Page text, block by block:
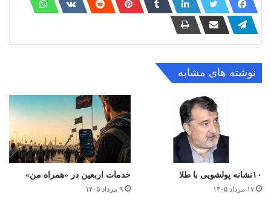
نوشته های مشابه
۱۰نشانه پولشویی با طلا
۱۷ مرداد ۱۴۰۵
خدمات اربعین در «همراه من»
۹ مرداد ۱۴۰۵